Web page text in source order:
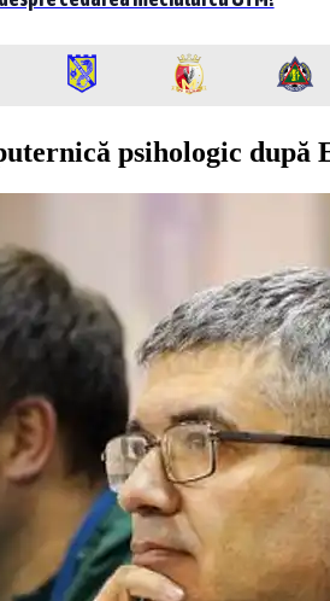
psihologic după